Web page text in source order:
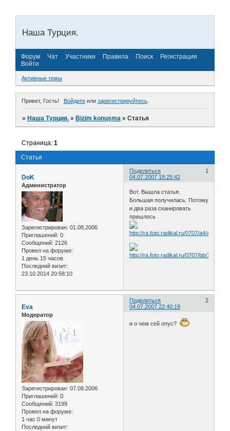
Наша Турция.
Форум Чат Участники Правила Поиск
Регистрация
Войти
Активные темы
Привет, Гость! Войдитеили зарегистрируйтесь.
»Наша Турция. »Bizim konuşma »Статья
Статья
Страница:1
Поделиться
1
04.07.2007 18:25:42
DoK
Администратор
Зарегистрирован: 01.08.2006
Приглашений: 0
Сообщений: 2126
Провел на форуме:
1 день 15 часов
Последний визит:
23.10.2014 20:58:10
Вот. Вышла статья.
Большая получилась. Потому
и два раза сканировать
пришлось
Поделиться
2
04.07.2007 22:40:19
Eva
Модератор
Зарегистрирован: 07.08.2006
Приглашений: 0
Сообщений: 3199
Провел на форуме:
1 час 0 минут
Последний визит:
и о чем сей опус?